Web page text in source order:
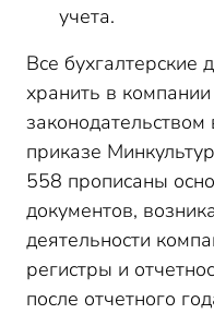
учета.
Все бухгалтерские
хранить в
приказе
558 прописаны
документов,
деятельности
регистры и
после отчетного